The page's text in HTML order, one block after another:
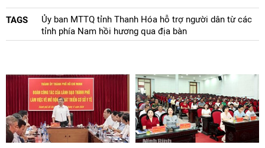
TAGS
Ủy ban MTTQ tỉnh Thanh Hóa hỗ trợ người dân từ các
tỉnh phía Nam hồi hương qua địa bàn